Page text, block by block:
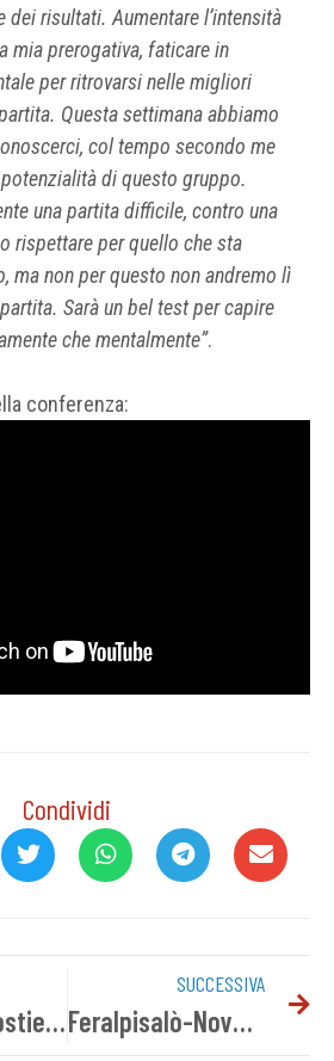
dei risultati. Aumentare l’intensità
mia prerogativa, faticare in
per ritrovarsi nelle migliori
Questa settimana abbiamo
col tempo secondo me
di questo gruppo.
una partita difficile, contro una
rispettare per quello che sta
ma non per questo non andremo lì
Sarà un bel test per capire
che mentalmente”.
conferenza:
Condividi
Novara FC sostiene il progetto “Nati per leggere”
SUCCESSIVA
Feralpisalò-Novara, i convocati azzurri